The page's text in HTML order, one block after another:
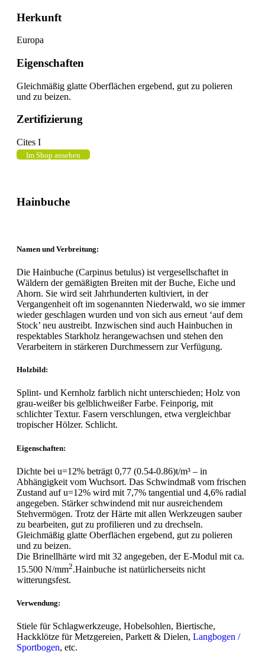
Herkunft
Europa
Eigenschaften
Gleichmäßig glatte Oberflächen ergebend, gut zu polieren
und zu beizen.
Zertifizierung
Cites I
Im Shop ansehen
Hainbuche
Namen und Verbreitung:
Die Hainbuche (Carpinus betulus) ist vergesellschaftet in
Wäldern der gemäßigten Breiten mit der Buche, Eiche und
Ahorn. Sie wird seit Jahrhunderten kultiviert, in der
Vergangenheit oft im sogenannten Niederwald, wo sie immer
wieder geschlagen wurden und von sich aus erneut ‘auf dem
Stock’ neu austreibt. Inzwischen sind auch Hainbuchen in
respektables Starkholz herangewachsen und stehen den
Verarbeitern in stärkeren Durchmessern zur Verfügung.
Holzbild:
Splint- und Kernholz farblich nicht unterschieden; Holz von
grau-weißer bis gelblichweißer Farbe. Feinporig, mit
schlichter Textur. Fasern verschlungen, etwa vergleichbar
tropischer Hölzer. Schlicht.
Eigenschaften:
Dichte bei u=12% beträgt 0,77 (0.54-0.86)t/m³ – in
Abhängigkeit vom Wuchsort. Das Schwindmaß vom frischen
Zustand auf u=12% wird mit 7,7% tangential und 4,6% radial
angegeben. Stärker schwindend mit nur ausreichendem
Stehvermögen. Trotz der Härte mit allen Werkzeugen sauber
zu bearbeiten, gut zu profilieren und zu drechseln.
Gleichmäßig glatte Oberflächen ergebend, gut zu polieren
und zu beizen.
Die Brinellhärte wird mit 32 angegeben, der E-Modul mit ca.
15.500 N/mm2.Hainbuche ist natürlicherseits nicht
witterungsfest.
Verwendung:
Stiele für Schlagwerkzeuge, Hobelsohlen, Biertische,
Hackklötze für Metzgereien, Parkett & Dielen, Langbogen /
Sportbogen, etc.